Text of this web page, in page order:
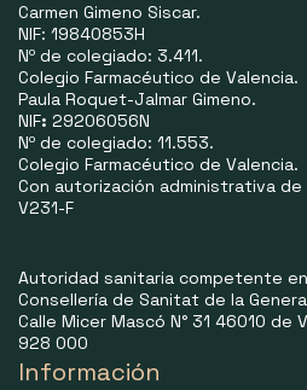
Carmen Gimeno Siscar.
NIF: 19840853H
Nº de colegiado: 3.411.
Colegio Farmacéutico de Valencia.
Paula Roquet-Jalmar Gimeno.
NIF: 29206056N
Nº de colegiado: 11.553.
Colegio Farmacéutico de Valencia.
Con autorización administrativa de
V231-F
Autoridad sanitaria competente
Consellería de Sanitat de la
Calle Micer Mascó N° 31 46010 de
928 000
Información